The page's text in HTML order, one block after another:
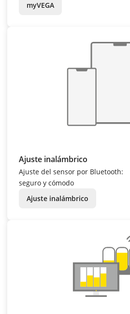
myVEGA
Ajuste inalámbrico
Ajuste del sensor por Bluetooth:
seguro y cómodo
Ajuste inalámbrico